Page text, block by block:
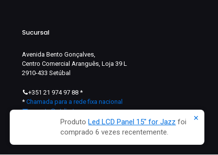
Sucursal
Avenida Bento Gonçalves,
Centro Comercial Aranguês, Loja 39 L
2910-433 Setúbal
+351 21 974 97 88 *
* Chamada para a rede fixa nacional
suporte@ptdi.pt
ProdutoLed LCD Panel 15″ for Jazz foi
comprado 6 vezes recentemente.
✕